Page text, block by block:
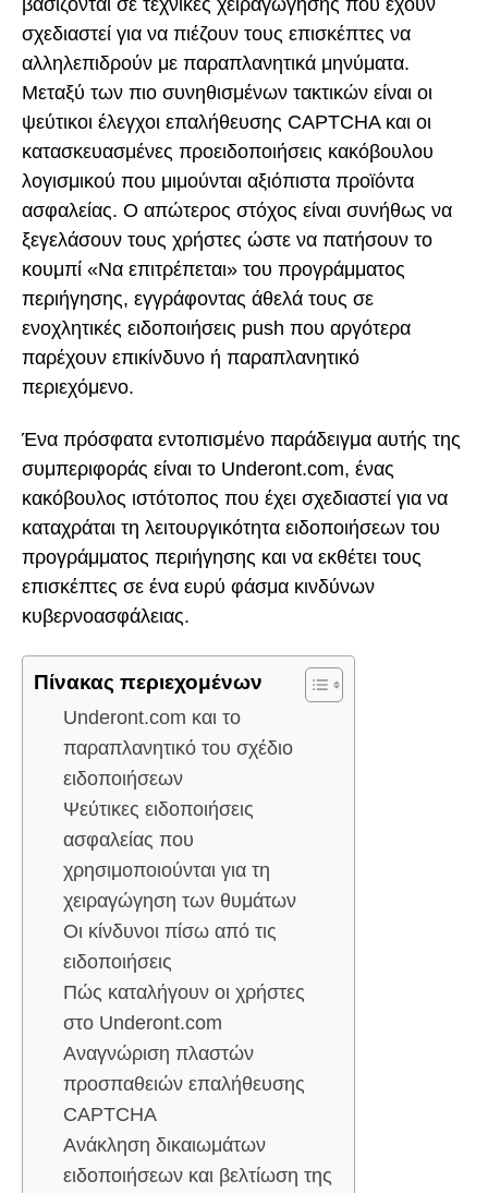
σχεδιαστεί για να πιέζουν τους επισκέπτες να
αλληλεπιδρούν με παραπλανητικά μηνύματα.
Μεταξύ των πιο συνηθισμένων τακτικών είναι οι
ψεύτικοι έλεγχοι επαλήθευσης CAPTCHA και οι
κατασκευασμένες προειδοποιήσεις κακόβουλου
λογισμικού που μιμούνται αξιόπιστα προϊόντα
ασφαλείας. Ο απώτερος στόχος είναι συνήθως να
ξεγελάσουν τους χρήστες ώστε να πατήσουν το
κουμπί «Να επιτρέπεται» του προγράμματος
περιήγησης, εγγράφοντας άθελά τους σε
ενοχλητικές ειδοποιήσεις push που αργότερα
παρέχουν επικίνδυνο ή παραπλανητικό
περιεχόμενο.
Ένα πρόσφατα εντοπισμένο παράδειγμα αυτής της
συμπεριφοράς είναι το Underont.com, ένας
κακόβουλος ιστότοπος που έχει σχεδιαστεί για να
καταχράται τη λειτουργικότητα ειδοποιήσεων του
προγράμματος περιήγησης και να εκθέτει τους
επισκέπτες σε ένα ευρύ φάσμα κινδύνων
κυβερνοασφάλειας.
Πίνακας περιεχομένων
Underont.com και το
παραπλανητικό του σχέδιο
ειδοποιήσεων
Ψεύτικες ειδοποιήσεις
ασφαλείας που
χρησιμοποιούνται για τη
χειραγώγηση των θυμάτων
Οι κίνδυνοι πίσω από τις
ειδοποιήσεις
Πώς καταλήγουν οι χρήστες
στο Underont.com
Αναγνώριση πλαστών
προσπαθειών επαλήθευσης
CAPTCHA
Ανάκληση δικαιωμάτων
ειδοποιήσεων και βελτίωση της